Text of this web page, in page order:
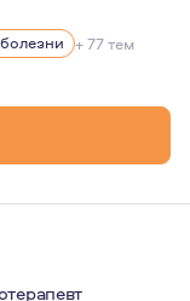
являются
+ 77 тем